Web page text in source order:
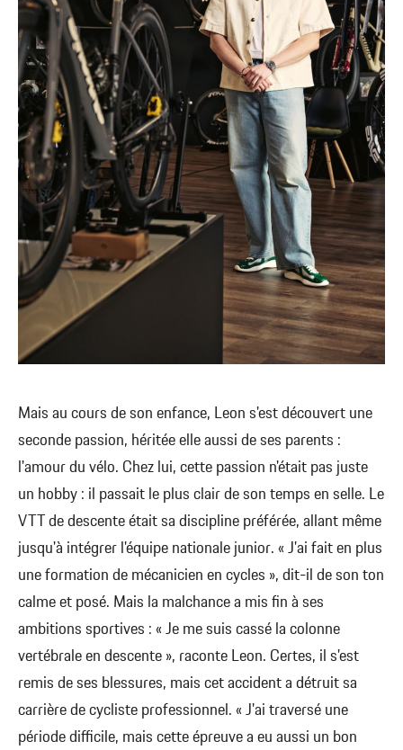
Mais au cours de son enfance, Leon s'est découvert une
seconde passion, héritée elle aussi de ses parents :
l'amour du vélo. Chez lui, cette passion n'était pas juste
un hobby : il passait le plus clair de son temps en selle. Le
VTT de descente était sa discipline préférée, allant même
jusqu'à intégrer l'équipe nationale junior. « J'ai fait en plus
une formation de mécanicien en cycles », dit-il de son ton
calme et posé. Mais la malchance a mis fin à ses
ambitions sportives : « Je me suis cassé la colonne
vertébrale en descente », raconte Leon. Certes, il s'est
remis de ses blessures, mais cet accident a détruit sa
carrière de cycliste professionnel. « J'ai traversé une
période difficile, mais cette épreuve a eu aussi un bon